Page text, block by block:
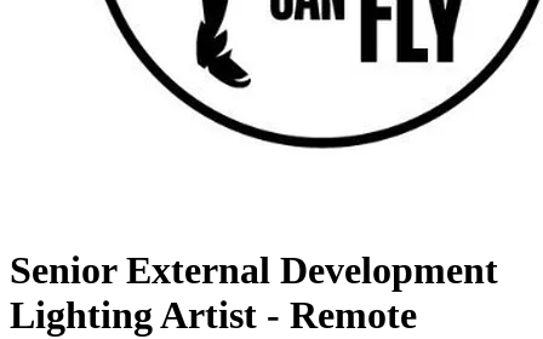
Senior External Development
Lighting Artist - Remote